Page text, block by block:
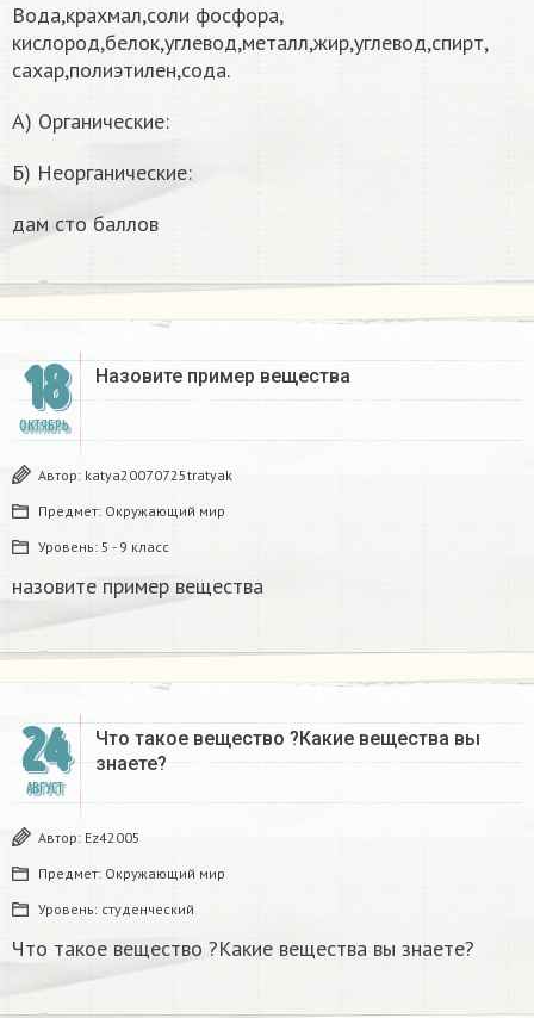
Вода,крахмал,соли фосфора,
кислород,белок,углевод,металл,жир,углевод,спирт,
сахар,полиэтилен,сода.
А) Органические:
Б) Неорганические:
​дам сто баллов
18
ОКТЯБРЬ
Назовите пример вещества​
Автор: katya20070725tratyak
Предмет: Окружающий мир
Уровень: 5 - 9 класс
назовите пример вещества​
24
АВГУСТ
Что такое вещество ?Какие вещества вы
знаете?
Автор: Ez42005
Предмет: Окружающий мир
Уровень: студенческий
Что такое вещество ?Какие вещества вы знаете?